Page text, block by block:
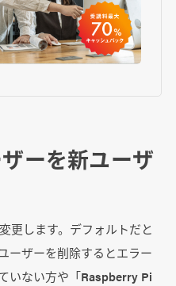
ーを新ユーザ
更します。デフォルトだと
ーザーを削除するとエラー
いない方や「Raspberry Pi